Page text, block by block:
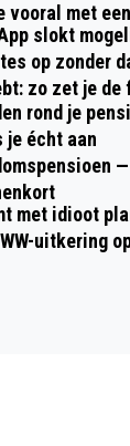
vooral met
slokt
op zonder
zo zet je
rond je
écht aan
met idioot
uitkering